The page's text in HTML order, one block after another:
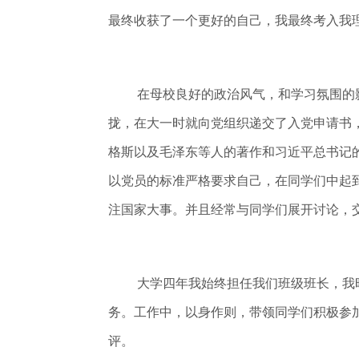
最终收获了一个更好的自己，我最终考入我
在母校良好的政治风气，和学习氛围
拢，在大一时就向党组织递交了入党申请书
格斯以及毛泽东等人的著作和习近平总书
以党员的标准严格要求自己，在同学们中
注国家大事。并且经常与同学们展开讨论，
大学四年我始终担任我们班级班长，
务。工作中，以身作则，带领同学们积极
评。